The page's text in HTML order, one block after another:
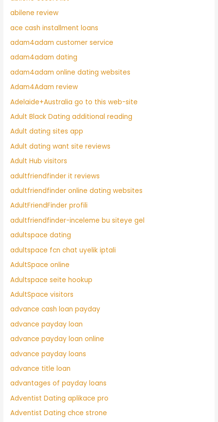
abilene review
ace cash installment loans
adam4adam customer service
adam4adam dating
adam4adam online dating websites
Adam4Adam review
Adelaide+Australia go to this web-site
Adult Black Dating additional reading
Adult dating sites app
Adult dating want site reviews
Adult Hub visitors
adultfriendfinder it reviews
adultfriendfinder online dating websites
AdultFriendFinder profili
adultfriendfinder-inceleme bu siteye gel
adultspace dating
adultspace fcn chat uyelik iptali
AdultSpace online
Adultspace seite hookup
AdultSpace visitors
advance cash loan payday
advance payday loan
advance payday loan online
advance payday loans
advance title loan
advantages of payday loans
Adventist Dating aplikace pro
Adventist Dating chce strone